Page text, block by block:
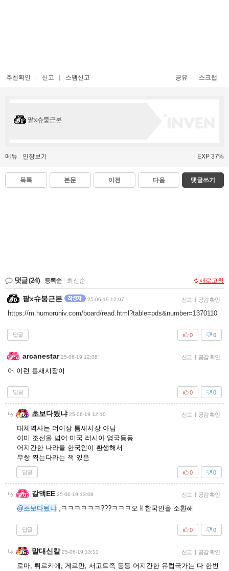
추천확인 신고 스팸신고 공유 스크랩
팥x슈붕근본
메뉴 인장보기 EXP 37%
목록 본문 이전 다음 댓글쓰기
댓글(24) 등록순 최신순 새로고침
팥x슈붕근본 25-06-19 12:07 신고 | 공감 확인
https://m.humoruniv.com/board/read.html?table=pds&number=1370110
답글 0
0
arcanestar 25-06-19 12:08 신고 | 공감 확인
어 이런 틈새시장이
답글 0
0
초보다됬냐 25-06-19 12:10 신고 | 공감 확인
대체역사는 더이상 틈새시장 아님
이미 조선을 넘어 미국 러시아 영국등등
어지간한 나라들 한국인이 환생해서
무쌍 찍는다라는 책 있음
답글 0
0
갈맥EE 25-06-19 13:08 신고 | 공감 확인
@초보다됬냐 ,ㅋㅋㅋㅋㅋㅋ???ㅋㅋㅋ오ㅐ한국인을 소환해
답글 0
0
말대신칼 25-06-19 13:11 신고 | 공감 확인
로마, 튀르키에, 게르만, 서고트족 등등 어지간한 유럽국가는 다 한번